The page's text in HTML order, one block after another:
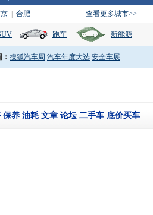
查看更多城市>>
合肥
跑车 新能源
搜狐汽车周 汽车年度大选 安全车展
保养 油耗 文章 论坛 二手车 底价买车